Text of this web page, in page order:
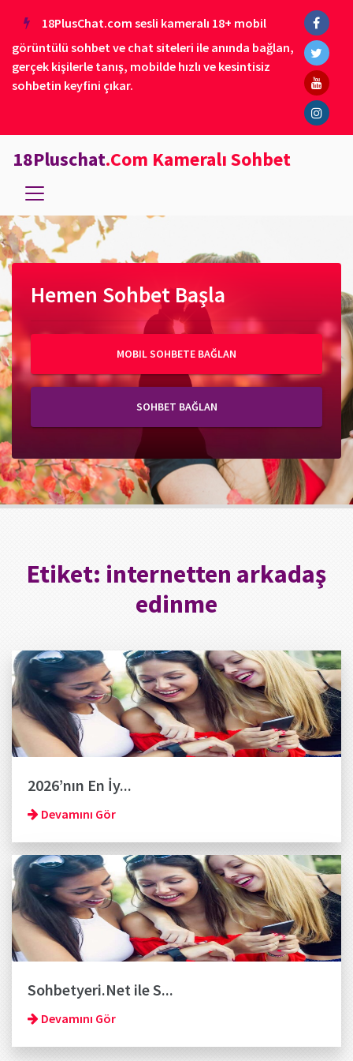
18PlusChat.com sesli kameralı 18+ mobil
görüntülü sohbet ve chat siteleri ile anında bağlan,
gerçek kişilerle tanış, mobilde hızlı ve kesintisiz
sohbetin keyfini çıkar.
18Pluschat.Com Kameralı Sohbet
Hemen Sohbet Başla
MOBIL SOHBETE BAĞLAN
SOHBET BAĞLAN
Etiket: internetten arkadaş
edinme
2026’nın En İy...
Devamını Gör
Sohbetyeri.Net ile S...
Devamını Gör